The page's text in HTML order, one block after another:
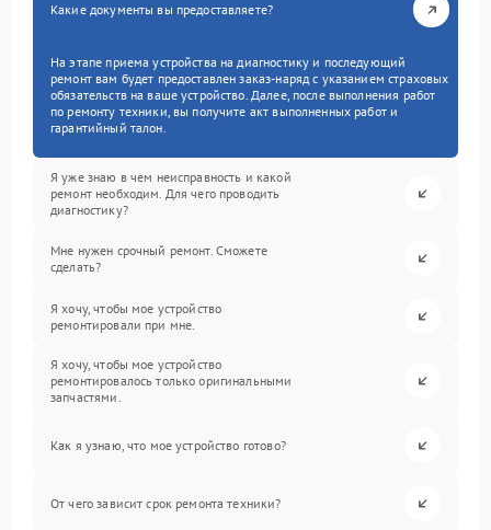
Какие документы вы предоставляете?
На этапе приема устройства на диагностику и последующий
ремонт вам будет предоставлен заказ-наряд с указанием страховых
обязательств на ваше устройство. Далее, после выполнения работ
по ремонту техники, вы получите акт выполненных работ и
гарантийный талон.
Я уже знаю в чем неисправность и какой
ремонт необходим. Для чего проводить
диагностику?
Мне нужен срочный ремонт. Сможете
сделать?
Я хочу, чтобы мое устройство
ремонтировали при мне.
Я хочу, чтобы мое устройство
ремонтировалось только оригинальными
запчастями.
Как я узнаю, что мое устройство готово?
От чего зависит срок ремонта техники?